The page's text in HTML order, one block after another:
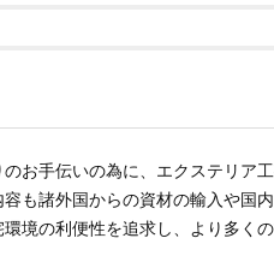
お手伝いの為に、エクステリア
も諸外国からの資材の輸入や国
境の利便性を追求し、より多く